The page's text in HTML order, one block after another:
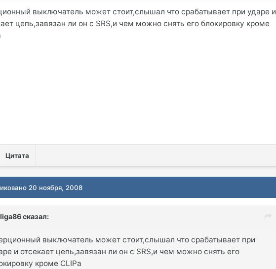
выключатель может стоит,слышал что срабатывает при ударе и
цепь,завязан ли он с SRS,и чем можно снять его блокировку кроме
Цитата
20 ноября, 2008
liga86 сказал:
выключатель может стоит,слышал что срабатывает при
и отсекает цепь,завязан ли он с SRS,и чем можно снять его
кроме CLIPа